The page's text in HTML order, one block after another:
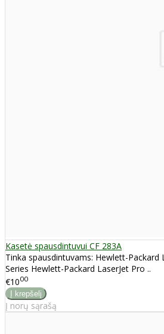
Kasetė spausdintuvui CF 283A
Tinka spausdintuvams: Hewlett-Packard
Series Hewlett-Packard LaserJet Pro ..
€1000
Į norų sąrašą